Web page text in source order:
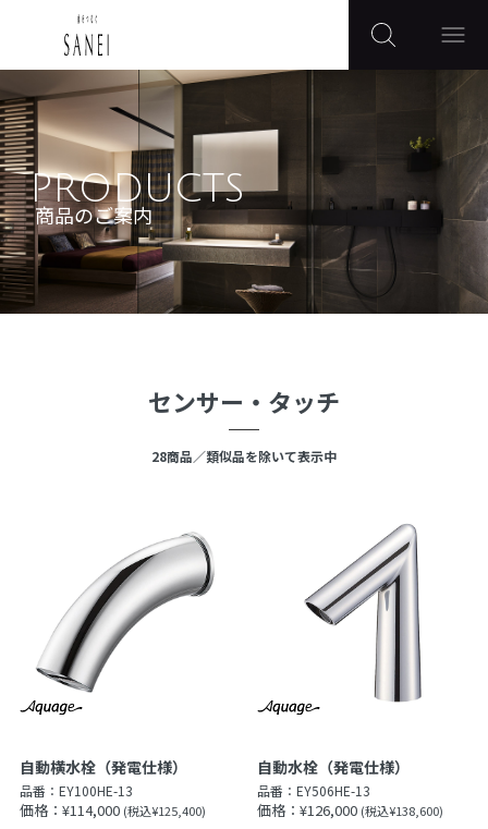
PRODUCTS
商品のご案内
センサー・タッチ
28商品／類似品を除いて表示中
自動横水栓（発電仕様）
品番： EY100HE-13
価格：¥114,000 (税込¥125,400)
自動水栓（発電仕様）
品番：EY506HE-13
価格：¥126,000 (税込¥138,600)